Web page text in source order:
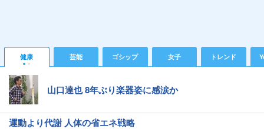
健康 芸能 ゴシップ 女子 トレンド
山口達也 8年ぶり楽器姿に感涙か
運動より代謝 人体の省エネ戦略